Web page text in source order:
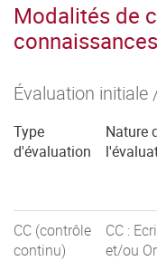
Modalités de
connaissances
Évaluation initiale
Type
d'évaluation
Nature
CC (contrôle
continu)
CC :
et/ou